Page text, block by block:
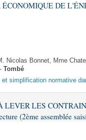
DE
Nicolas Bonnet, Mme
Tombé
simplification normative
LEVER LES
(2ème assemblée